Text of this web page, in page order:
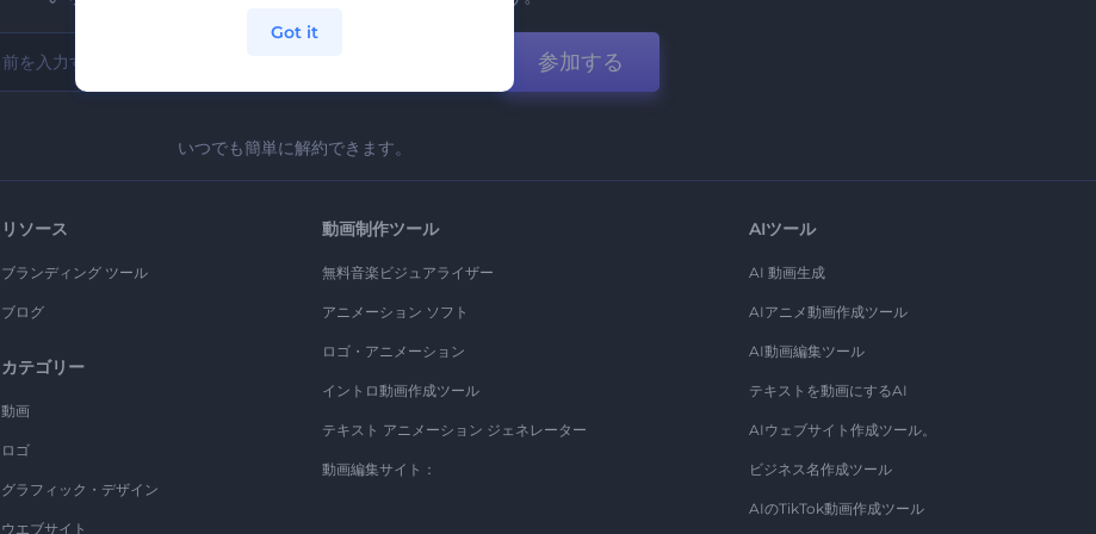
参加する
いつでも簡単に解約できます。
リソース
ブランディング ツール
ブログ
カテゴリー
動画
ロゴ
グラフィック・デザイン
ウエブサイト
動画制作ツール
無料音楽ビジュアライザー
アニメーション ソフト
ロゴ・アニメーション
イントロ動画作成ツール
テキスト アニメーション ジェネレーター
動画編集サイト：
AIツール
AI 動画生成
AIアニメ動画作成ツール
AI動画編集ツール
テキストを動画にするAI
AIウェブサイト作成ツール。
ビジネス名作成ツール
AIのTikTok動画作成ツール
Got it